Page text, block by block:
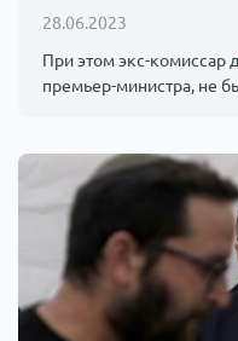
28.06.2023
При этом экс-комиссар
премьер-министра, не